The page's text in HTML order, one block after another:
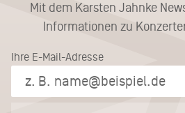
Mit dem Karsten Jahnke
Informationen zu
Ihre E-Mail-Adresse